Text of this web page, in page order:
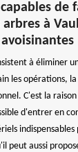
de
à
à éliminer
les opérations,
C'est la
d'entrer en
peut aussi